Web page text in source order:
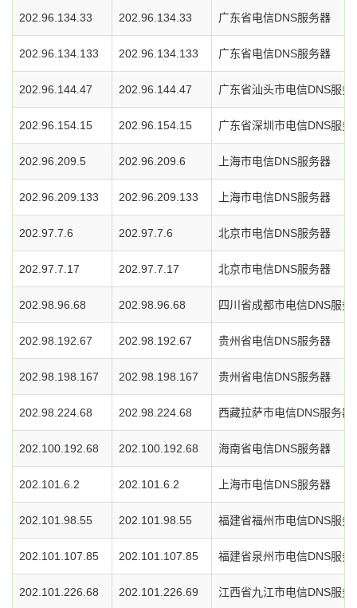
202.96.134.33 202.96.134.33 广东省电信DNS服务器
202.96.134.133 202.96.134.133 广东省电信DNS服务器
202.96.144.47 202.96.144.47 广东省汕头市电信DNS服务
202.96.154.15 202.96.154.15 广东省深圳市电信DNS服务
202.96.209.5 202.96.209.6 上海市电信DNS服务器
202.96.209.133 202.96.209.133 上海市电信DNS服务器
202.97.7.6 202.97.7.6 北京市电信DNS服务器
202.97.7.17 202.97.7.17 北京市电信DNS服务器
202.98.96.68 202.98.96.68 四川省成都市电信DNS服务
202.98.192.67 202.98.192.67 贵州省电信DNS服务器
202.98.198.167 202.98.198.167 贵州省电信DNS服务器
202.98.224.68 202.98.224.68 西藏拉萨市电信DNS服务器
202.100.192.68 202.100.192.68 海南省电信DNS服务器
202.101.6.2 202.101.6.2 上海市电信DNS服务器
202.101.98.55 202.101.98.55 福建省福州市电信DNS服务
202.101.107.85 202.101.107.85 福建省泉州市电信DNS服务
202.101.226.68 202.101.226.69 江西省九江市电信DNS服务